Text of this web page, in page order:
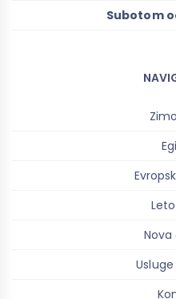
Subotom